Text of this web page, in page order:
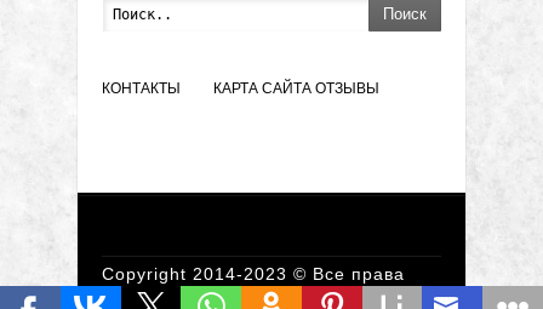
Поиск
КОНТАКТЫ КАРТА САЙТА ОТЗЫВЫ
Copyright 2014-2023 © Все права
защищены